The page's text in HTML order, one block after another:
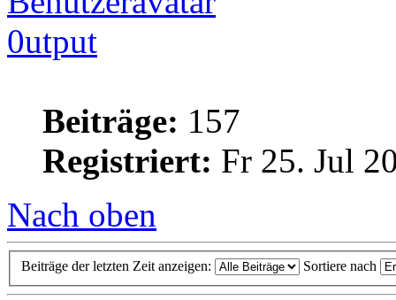
0utput
Beiträge: 157
Registriert: Fr 25. Jul
Nach oben
Beiträge der letzten Zeit anzeigen: Sortiere nach